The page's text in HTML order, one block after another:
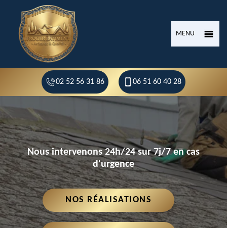
MENU
02 52 56 31 86 06 51 60 40 28
Nous intervenons 24h/24 sur 7j/7 en cas
d'urgence
NOS RÉALISATIONS